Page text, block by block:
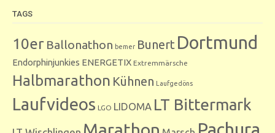
TAGS
10er Ballonathon bemer Bunert Dortmund
Endorphinjunkies ENERGETIX Extremmärsche
Halbmarathon Kühnen Laufgedöns
Laufvideos LGO LIDOMA LT Bittermark
Marathon